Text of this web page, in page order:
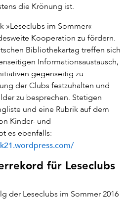
die Krönung ist.
»Leseclubs im Sommer«
Kooperation zu fördern.
Bibliothekartag treffen sich
Informationsaustausch,
gegenseitig zu
der Clubs festzuhalten und
zu besprechen. Stetigen
und eine Rubrik auf dem
Kinder- und
es ebenfalls:
für Leseclubs
der Leseclubs im Sommer 2016